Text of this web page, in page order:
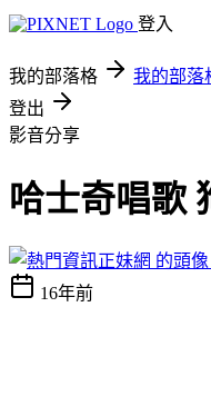
登入
我的部落格 我的部落
登出
影音分享
哈士奇唱歌
16年前